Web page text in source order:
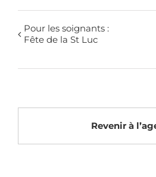
Pour les soignants :
Fête de la St Luc
Revenir à